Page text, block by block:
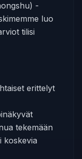
-
luo
tilisi
erittelyt
tekemään
koskevia